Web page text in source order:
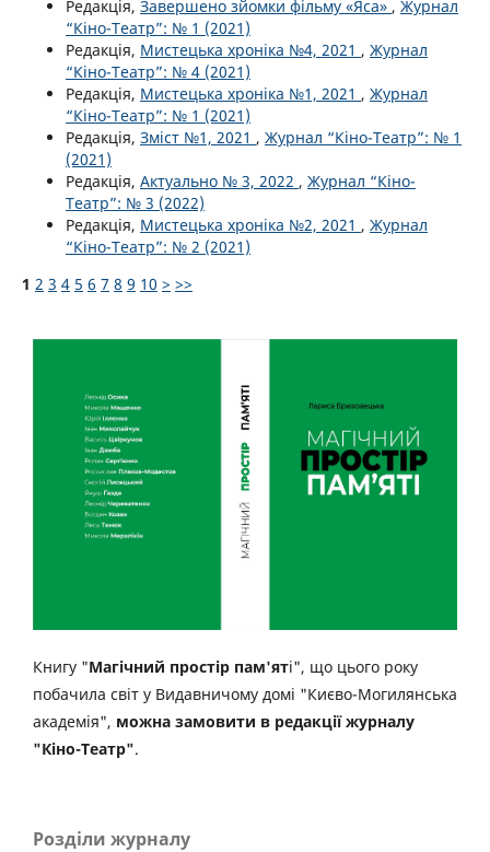
Редакція, Завершено зйомки фільму «Яса» , Журнал
“Кіно-Театр”: № 1 (2021)
Редакція, Мистецька хроніка №4, 2021 , Журнал
“Кіно-Театр”: № 4 (2021)
Редакція, Мистецька хроніка №1, 2021 , Журнал
“Кіно-Театр”: № 1 (2021)
Редакція, Зміст №1, 2021 , Журнал “Кіно-Театр”: № 1
(2021)
Редакція, Актуально № 3, 2022 , Журнал “Кіно-
Театр”: № 3 (2022)
Редакція, Мистецька хроніка №2, 2021 , Журнал
“Кіно-Театр”: № 2 (2021)
1 2 3 4 5 6 7 8 9 10 > >>
Книгу "Магічний простір пам'яті", що цього року
побачила світ у Видавничому домі "Києво-Могилянська
академія", можна замовити в редакції журналу
"Кіно-Театр".
Розділи журналу